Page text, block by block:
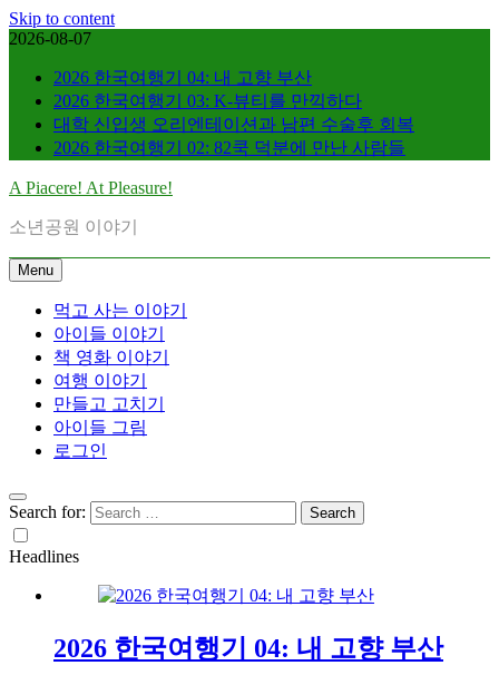
Skip to content
2026-08-07
2026 한국여행기 04: 내 고향 부산
2026 한국여행기 03: K-뷰티를 만끽하다
대학 신입생 오리엔테이션과 남편 수술후 회복
2026 한국여행기 02: 82쿡 덕분에 만난 사람들
A Piacere! At Pleasure!
소년공원 이야기
Menu
먹고 사는 이야기
아이들 이야기
책 영화 이야기
여행 이야기
만들고 고치기
아이들 그림
로그인
Search for:
Headlines
2026 한국여행기 04: 내 고향 부산